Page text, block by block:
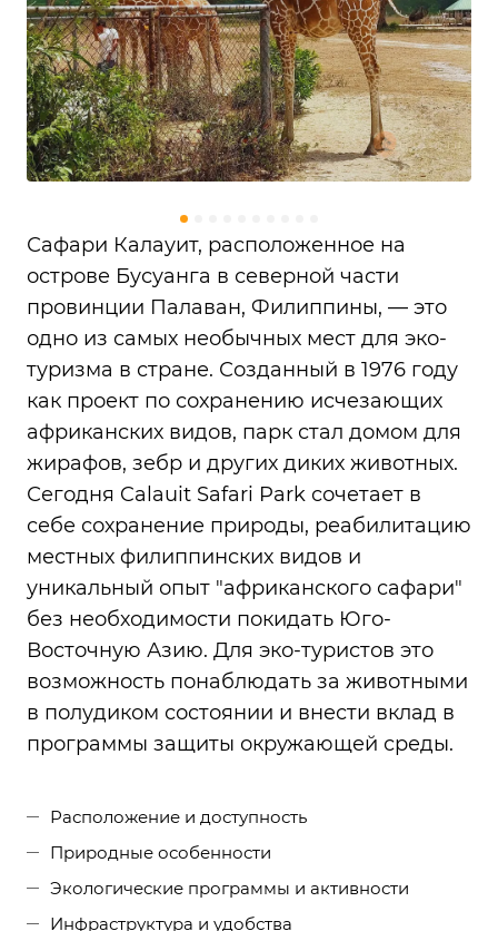
Сафари Калауит, расположенное на
острове Бусуанга в северной части
провинции Палаван, Филиппины, — это
одно из самых необычных мест для эко-
туризма в стране. Созданный в 1976 году
как проект по сохранению исчезающих
африканских видов, парк стал домом для
жирафов, зебр и других диких животных.
Сегодня Calauit Safari Park сочетает в
себе сохранение природы, реабилитацию
местных филиппинских видов и
уникальный опыт "африканского сафари"
без необходимости покидать Юго-
Восточную Азию. Для эко-туристов это
возможность понаблюдать за животными
в полудиком состоянии и внести вклад в
программы защиты окружающей среды.
Расположение и доступность
Природные особенности
Экологические программы и активности
Инфраструктура и удобства